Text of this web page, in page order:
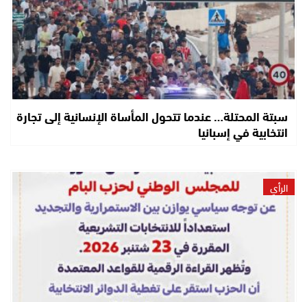
سبتة المحتلة… عندما تتحول المأساة الإنسانية إلى تجارة
انتخابية في إسبانيا
الرأي